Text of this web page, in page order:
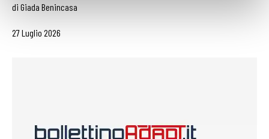
di Giada Benincasa
27 Luglio 2026